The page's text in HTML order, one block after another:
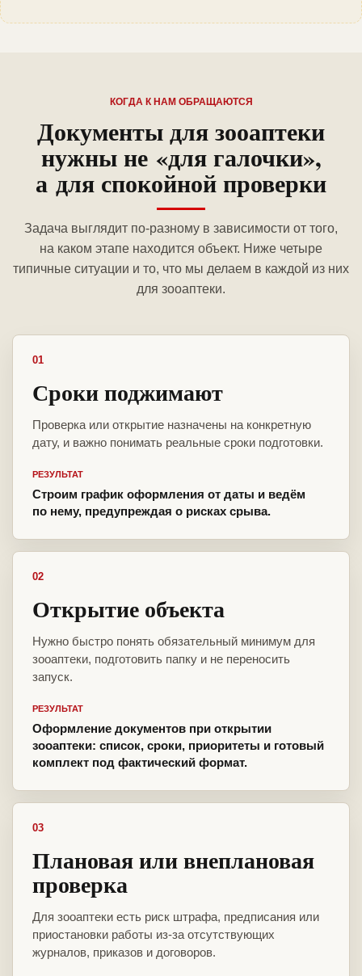
КОГДА К НАМ ОБРАЩАЮТСЯ
Документы для зооаптеки
нужны не «для галочки»,
а для спокойной проверки
Задача выглядит по-разному в зависимости от того,
на каком этапе находится объект. Ниже четыре
типичные ситуации и то, что мы делаем в каждой из них
для зооаптеки.
01
Сроки поджимают
Проверка или открытие назначены на конкретную
дату, и важно понимать реальные сроки подготовки.
РЕЗУЛЬТАТ
Строим график оформления от даты и ведём
по нему, предупреждая о рисках срыва.
02
Открытие объекта
Нужно быстро понять обязательный минимум для
зооаптеки, подготовить папку и не переносить
запуск.
РЕЗУЛЬТАТ
Оформление документов при открытии
зооаптеки: список, сроки, приоритеты и готовый
комплект под фактический формат.
03
Плановая или внеплановая
проверка
Для зооаптеки есть риск штрафа, предписания или
приостановки работы из-за отсутствующих
журналов, приказов и договоров.